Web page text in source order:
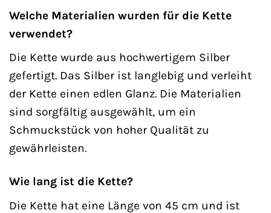
Welche Materialien wurden für die Kette
verwendet?
Die Kette wurde aus hochwertigem Silber
gefertigt. Das Silber ist langlebig und verleiht
der Kette einen edlen Glanz. Die Materialien
sind sorgfältig ausgewählt, um ein
Schmuckstück von hoher Qualität zu
gewährleisten.
Wie lang ist die Kette?
Die Kette hat eine Länge von 45 cm und ist